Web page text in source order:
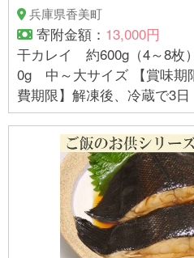
兵庫県香美町
寄附金額： 13,000円
干カレイ 約600g（4～8枚
0g 中～大サイズ 【賞味期限】冷凍保存で30日 【消
費期限】解凍後、冷蔵で3日